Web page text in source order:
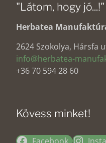
"Látom, hogy jó...!"
Herbatea
2624 Szokolya, Hársfa
info@herbatea-
+36 70 594 28 60
Kövess minket!